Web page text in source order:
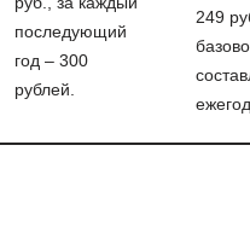
последующий
год – 300
рублей.
249